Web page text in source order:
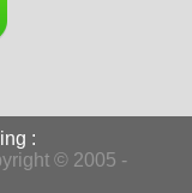
:
© 2005 -